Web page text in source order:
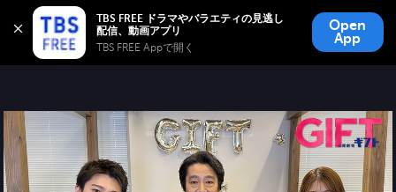
TBS FREE ドラマやバラエティの見逃し
TBS FREE Appで開く
Open
App
TBS FREE
無料見逃し配信